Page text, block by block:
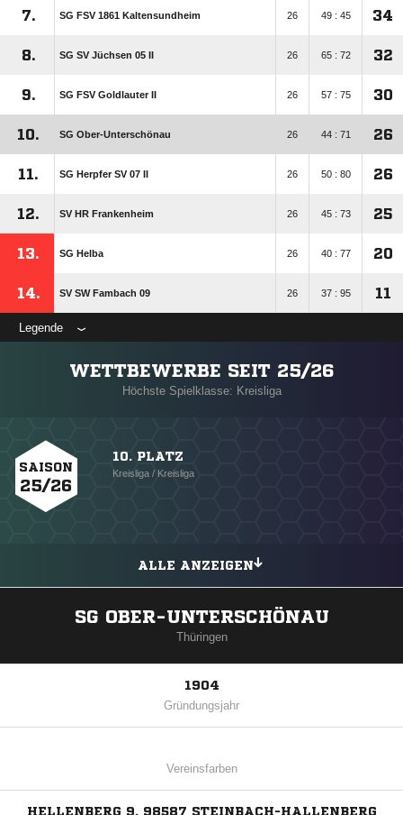
7. SG FSV 1861 Kaltensundheim 26 49 : 45 34
8. SG SV Jüchsen 05 II 26 65 : 72 32
9. SG FSV Goldlauter II 26 57 : 75 30
10. SG Ober-Unterschönau 26 44 : 71 26
11. SG Herpfer SV 07 II 26 50 : 80 26
12. SV HR Frankenheim 26 45 : 73 25
13. SG Helba 26 40 : 77 20
14. SV SW Fambach 09 26 37 : 95 11
Legende
WETTBEWERBE SEIT 25/26
Höchste Spielklasse: Kreisliga
SAISON
25/26
10. PLATZ
Kreisliga / Kreisliga
ALLE ANZEIGEN
SG OBER-UNTERSCHÖNAU
Thüringen
1904
Gründungsjahr
Vereinsfarben
HELLENBERG 9, 98587 STEINBACH-HALLENBERG